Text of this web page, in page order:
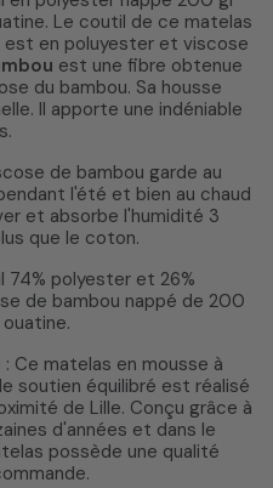
Le coutil de ce matelas
en poluyester et viscose
est une fibre obtenue
du bambou. Sa housse
Il apporte une indéniable
de bambou garde au
l'été et bien au chaud
et absorbe l'humidité 3
que le coton.
74% polyester et 26%
de bambou nappé de 200
: Ce matelas en mousse à
soutien équilibré est réalisé
de Lille. Conçu grâce à
d'années et dans le
possède une qualité